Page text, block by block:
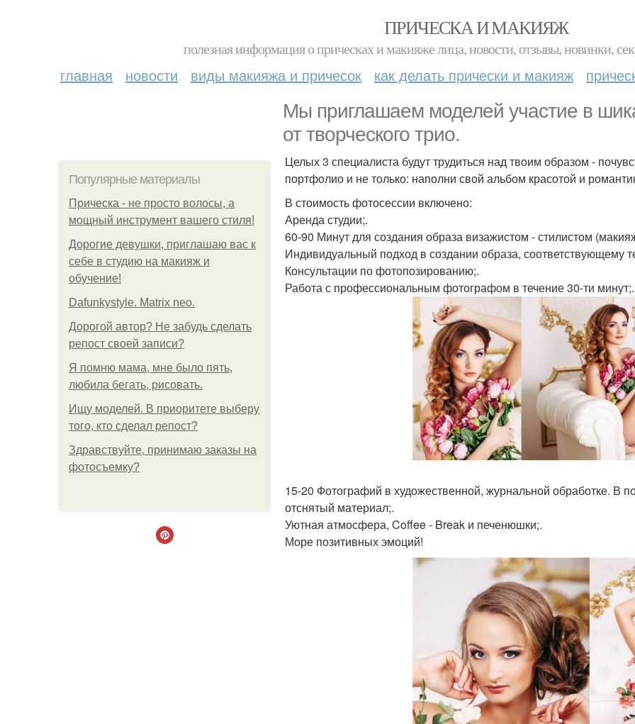
ПРИЧЕСКА И МАКИЯЖ
полезная информация о прическах и макияже лица, новости, отзывы, новинки,
главная новости виды макияжа и причесок как делать прически и макияж
Мы приглашаем моделей участие в
от творческого трио.
Популярные материалы
Прическа - не просто волосы, а
мощный инструмент вашего стиля!
Дорогие девушки, приглашаю вас к
себе в студию на макияж и
обучение!
Dafunkystyle. Matrix neo.
Дорогой автор? Не забудь сделать
репост своей записи?
Я помню мама, мне было пять,
любила бегать, рисовать.
Ищу моделей. В приоритете выберу
того, кто сделал репост?
Здравствуйте, принимаю заказы на
фотосъемку?
Целых 3 специалиста будут трудиться над твоим образом -
портфолио и не только: наполни свой альбом красотой и
В стоимость фотосессии включено:
Аренда студии;.
60-90 Минут для создания образа визажистом - стилистом
Индивидуальный подход в создании образа, соответствующему
Консультации по фотопозированию;.
Работа с профессиональным фотографом в течение 30-ти минут;.
15-20 Фотографий в художественной, журнальной обработке. В
отснятый материал;.
Уютная атмосфера, Coffee - Break и печенюшки;.
Море позитивных эмоций!